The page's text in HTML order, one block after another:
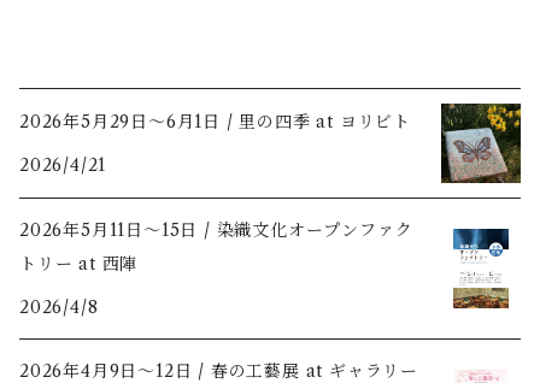
2026年5月29日〜6月1日 / 里の四季 at ヨリビト
2026/4/21
2026年5月11日〜15日 / 染織文化オープンファク
トリー at 西陣
2026/4/8
2026年4月9日〜12日 / 春の工藝展 at ギャラリー